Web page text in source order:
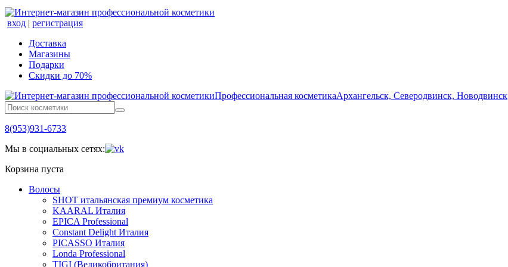
вход | регистрация
Доставка
Магазины
Подарки
Скидки до 70%
Профессиональная косметикаАрхангельск, Северодвинск, Новодвинск
8(953)931-6733
Мы в социальных сетях:
Корзина пуста
Волосы
SHOT итальянская премиум косметика
KAARAL Италия
EPICA Professional
Constant Delight Италия
PICASSO Италия
Londa Professional
TIGI (Великобритания)